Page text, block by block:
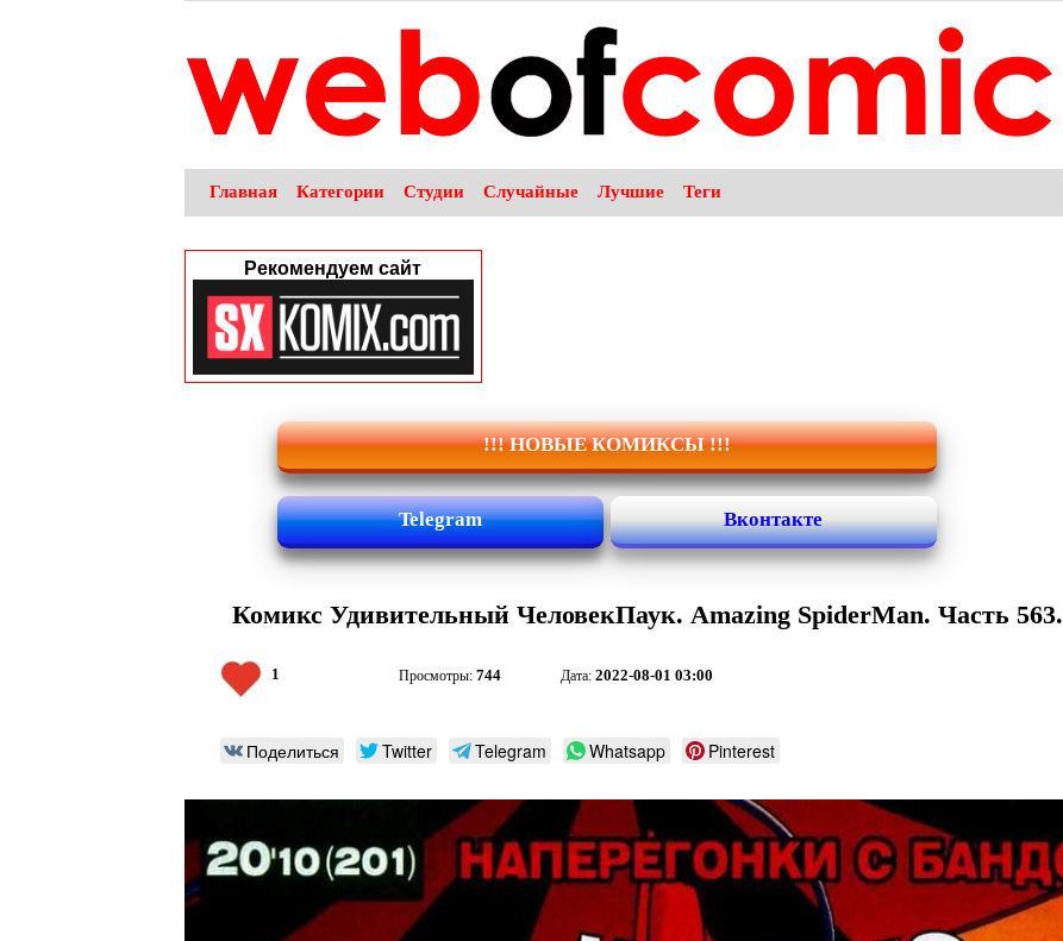
Главная Категории Студии Случайные Лучшие Теги
Рекомендуем сайт
!!! НОВЫЕ КОМИКСЫ !!!
Telegram Вконтакте
Комикс Удивительный ЧеловекПаук. Amazing SpiderMan. Часть 563.
1 Просмотры: 744 Дата: 2022-08-01 03:00
Поделиться Twitter Telegram Whatsapp Pinterest